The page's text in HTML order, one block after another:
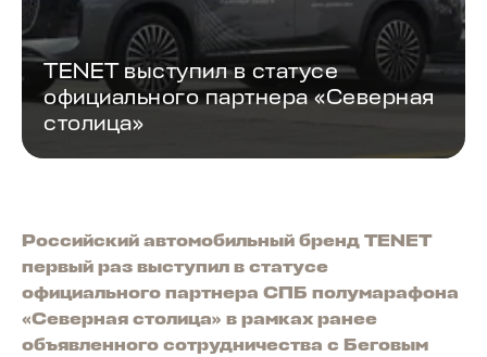
TENET выступил в статусе
официального партнера «Северная
столица»
Российский автомобильный бренд TENET
первый раз выступил в статусе
официального партнера СПБ полумарафона
«Северная столица» в рамках ранее
объявленного сотрудничества с Беговым